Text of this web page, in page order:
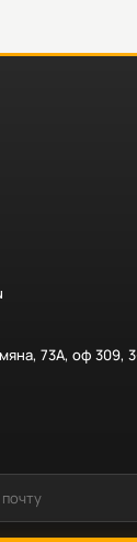
73А, оф 309,